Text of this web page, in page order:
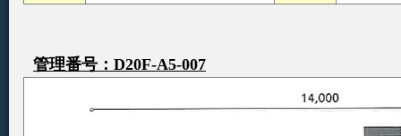
管理番号：D20F-A5-007